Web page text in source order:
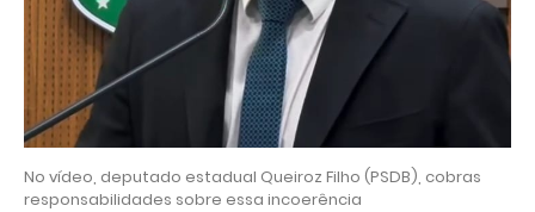
No vídeo, deputado estadual Queiroz Filho (PSDB), cobras
responsabilidades sobre essa incoerência